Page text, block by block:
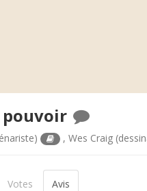
pouvoir
,Wes Craig
Votes Avis